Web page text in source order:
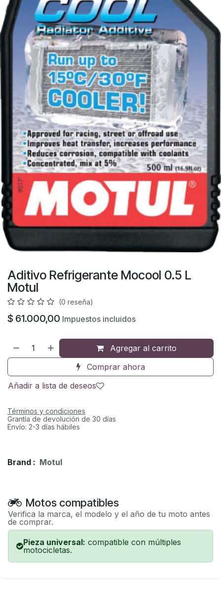
Aditivo Refrigerante Mocool 0.5 L
Motul
(0 reseña)
$ 61.000,00 Impuestos incluidos
Agregar al carrito
Comprar ahora
Añadir a lista de deseos
Términos y condiciones
Grantía de devolución de 30 días
Envío: 2-3 días hábiles
Brand : Motul
Motos compatibles
Verifica la marca, el modelo y el año de tu moto antes
de comprar.
Pieza universal: compatible con múltiples
motocicletas.